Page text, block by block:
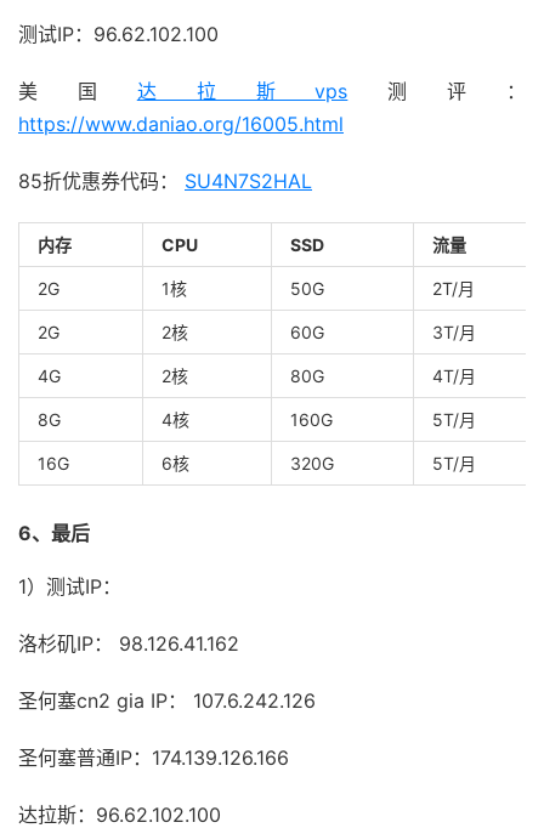
测试IP：96.62.102.100
美国 达拉斯vps 测评：
https://www.daniao.org/16005.html
85折优惠券代码： SU4N7S2HAL
内存 CPU SSD 流量
2G 1核 50G 2T/月
2G 2核 60G 3T/月
4G 2核 80G 4T/月
8G 4核 160G 5T/月
16G 6核 320G 5T/月
6、最后
1）测试IP：
洛杉矶IP： 98.126.41.162
圣何塞cn2 gia IP： 107.6.242.126
圣何塞普通IP：174.139.126.166
达拉斯：96.62.102.100